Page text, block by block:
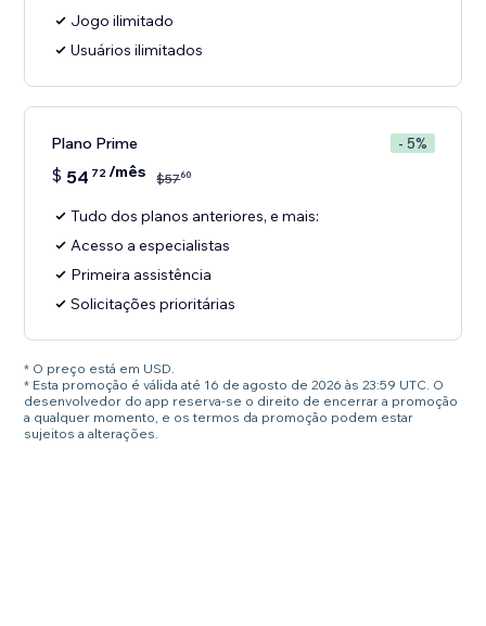
Jogo ilimitado
Usuários ilimitados
Plano Prime - 5%
$ 54 72/mês $5760
Tudo dos planos anteriores, e mais:
Acesso a especialistas
Primeira assistência
Solicitações prioritárias
* O preço está em USD.
* Esta promoção é válida até 16 de agosto de 2026 às 23:59 UTC. O
desenvolvedor do app reserva-se o direito de encerrar a promoção
a qualquer momento, e os termos da promoção podem estar
sujeitos a alterações.